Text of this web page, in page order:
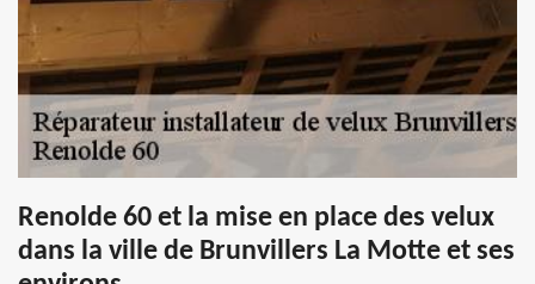
Renolde 60 et la mise en place des velux
dans la ville de Brunvillers La Motte et ses